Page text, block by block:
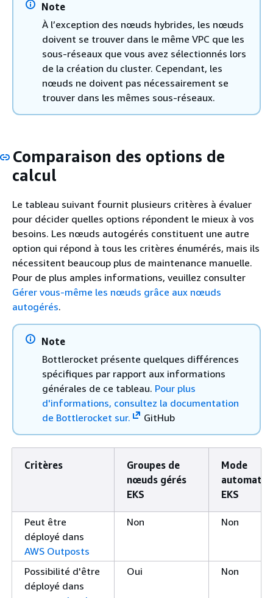
Note
À l’exception des nœuds hybrides, les nœuds
doivent se trouver dans le même VPC que les
sous-réseaux que vous avez sélectionnés lors
de la création du cluster. Cependant, les
nœuds ne doivent pas nécessairement se
trouver dans les mêmes sous-réseaux.
Comparaison des options de
calcul
Le tableau suivant fournit plusieurs critères à évaluer
pour décider quelles options répondent le mieux à vos
besoins. Les nœuds autogérés constituent une autre
option qui répond à tous les critères énumérés, mais ils
nécessitent beaucoup plus de maintenance manuelle.
Pour de plus amples informations, veuillez consulter
Gérer vous-même les nœuds grâce aux nœuds
autogérés.
Note
Bottlerocket présente quelques différences
spécifiques par rapport aux informations
générales de ce tableau. Pour plus
d'informations, consultez la documentation
de Bottlerocket sur.
GitHub
Critères
Groupes de
nœuds gérés
EKS
Mode
EKS
Peut être
déployé dans
AWS Outposts
Non Non
Possibilité d'être
déployé dans
Oui Non